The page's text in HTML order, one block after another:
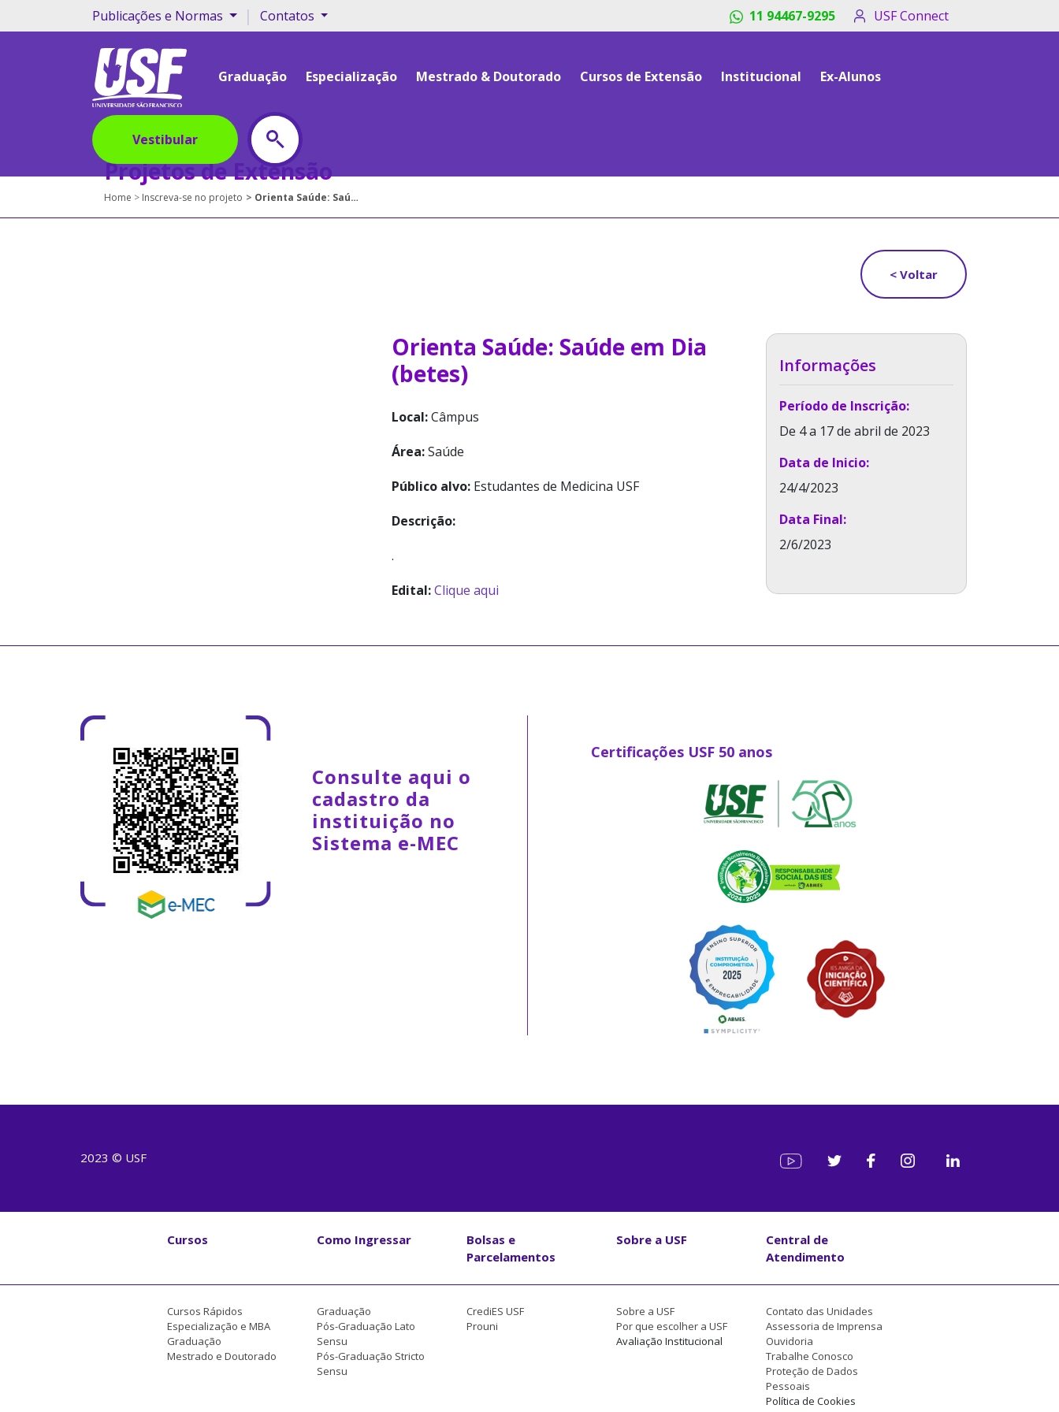
Publicações e Normas | Contatos 11 94467-9295 USF Connect
Graduação Especialização Mestrado & Doutorado Cursos de Extensão Institucional Ex-Alunos
Vestibular
Projetos de Extensão
Home Inscreva-se no projeto Orienta Saúde: Saúde em Dia (betes)
< Voltar
Orienta Saúde: Saúde em Dia
(betes)
Local:Câmpus
Área:Saúde
Público alvo: Estudantes de Medicina USF
Descrição:
.
Edital:Clique aqui
Informações
Período de Inscrição:
De 4 a 17 de abril de 2023
Data de Inicio:
24/4/2023
Data Final:
2/6/2023
Consulte aqui o
cadastro da
instituição no
Sistema e-MEC
Certificações USF 50 anos
2023 © USF
Cursos Como Ingressar
Bolsas e
Parcelamentos
Sobre a USF
Central de
Atendimento
Cursos Rápidos
Especialização e MBA
Graduação
Mestrado e Doutorado
Graduação
Pós-Graduação Lato
Sensu
Pós-Graduação Stricto
Sensu
CrediES USF
Prouni
Sobre a USF
Por que escolher a USF
Avaliação Institucional
Contato das Unidades
Assessoria de Imprensa
Ouvidoria
Trabalhe Conosco
Proteção de Dados
Pessoais
Política de Cookies